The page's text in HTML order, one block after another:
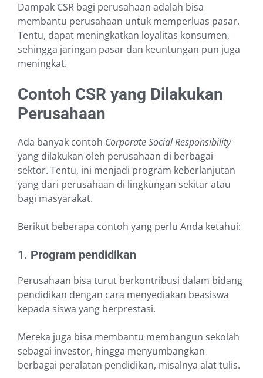
Dampak CSR bagi perusahaan adalah bisa
membantu perusahaan untuk memperluas pasar.
Tentu, dapat meningkatkan loyalitas konsumen,
sehingga jaringan pasar dan keuntungan pun juga
meningkat.
Contoh CSR yang Dilakukan
Perusahaan
Ada banyak contoh Corporate Social Responsibility
yang dilakukan oleh perusahaan di berbagai
sektor. Tentu, ini menjadi program keberlanjutan
yang dari perusahaan di lingkungan sekitar atau
bagi masyarakat.
Berikut beberapa contoh yang perlu Anda ketahui:
1. Program pendidikan
Perusahaan bisa turut berkontribusi dalam bidang
pendidikan dengan cara menyediakan beasiswa
kepada siswa yang berprestasi.
Mereka juga bisa membantu membangun sekolah
sebagai investor, hingga menyumbangkan
berbagai peralatan pendidikan, misalnya alat tulis.